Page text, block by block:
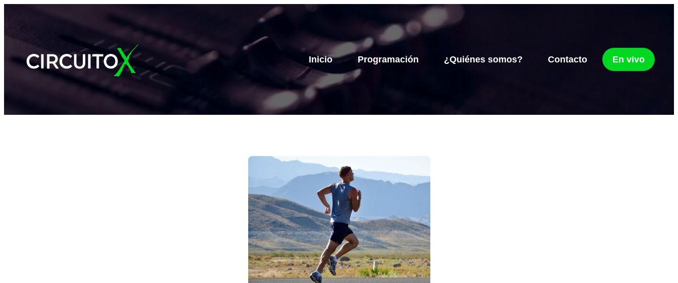
Inicio Programación ¿Quiénes somos? Contacto En vivo